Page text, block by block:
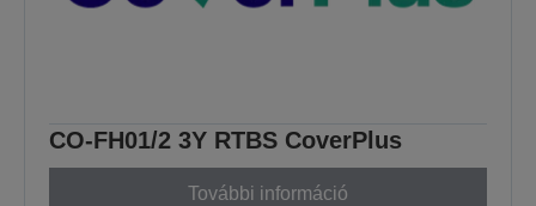
CO-FH01/2 3Y RTBS CoverPlus
További információ